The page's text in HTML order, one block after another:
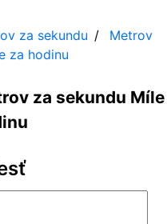
za sekundu
Metrov
za hodinu
za sekundu Míle